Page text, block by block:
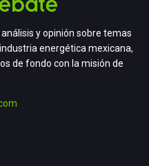
y opinión sobre temas
energética mexicana,
de fondo con la misión de